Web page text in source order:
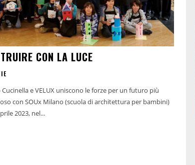
CON LA LUCE
e VELUX uniscono le forze per un futuro più
con SOUx Milano (scuola di architettura per bambini)
2023, nel...